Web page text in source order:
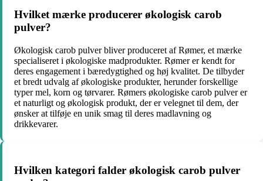
Hvilket mærke producerer økologisk carob
pulver?
Økologisk carob pulver bliver produceret af Rømer, et mærke
specialiseret i økologiske madprodukter. Rømer er kendt for
deres engagement i bæredygtighed og høj kvalitet. De tilbyder
et bredt udvalg af økologiske produkter, herunder forskellige
typer mel, korn og tørvarer. Rømers økologiske carob pulver er
et naturligt og økologisk produkt, der er velegnet til dem, der
ønsker at tilføje en unik smag til deres madlavning og
drikkevarer.
Hvilken kategori falder økologisk carob pulver